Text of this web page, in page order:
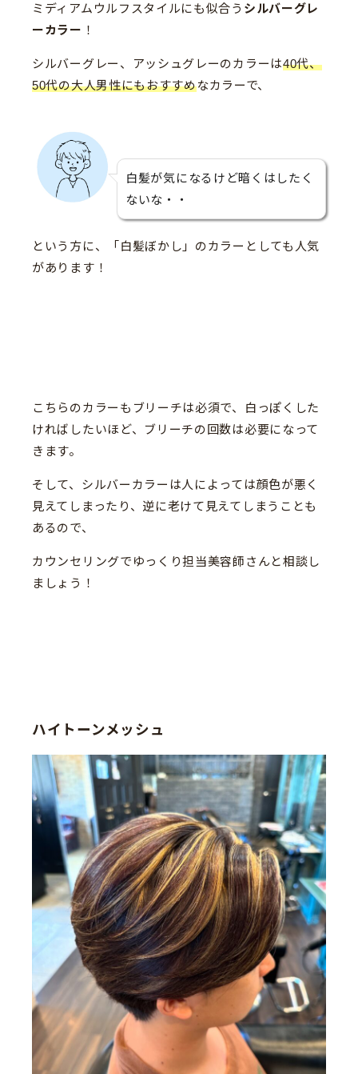
ミディアムウルフスタイルにも似合う シルバーグレ
ーカラー ！
シルバーグレー、アッシュグレーのカラーは40代、
50代の大人男性にもおすすめなカラーで、
白髪が気になるけど暗くはしたく
ないな・・
という方に、「白髪ぼかし」のカラーとしても人気
があります！
こちらのカラーもブリーチは必須で、白っぽくした
ければしたいほど、ブリーチの回数は必要になって
きます。
そして、シルバーカラーは人によっては顔色が悪く
見えてしまったり、逆に老けて見えてしまうことも
あるので、
カウンセリングでゆっくり担当美容師さんと相談し
ましょう！
ハイトーンメッシュ